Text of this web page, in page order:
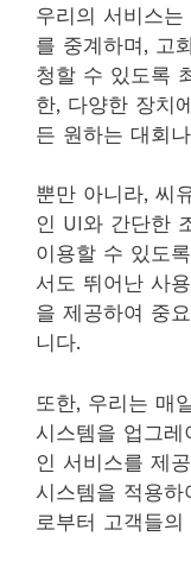
우리의 서비스
를 중계하며, 고
청할 수 있도록
한, 다양한 장치
든 원하는 대회
뿐만 아니라, 씨
인 UI와 간단한
이용할 수 있도
서도 뛰어난 사
을 제공하여 중
니다.
또한, 우리는 매
시스템을 업그레
인 서비스를 제
시스템을 적용
로부터 고객들